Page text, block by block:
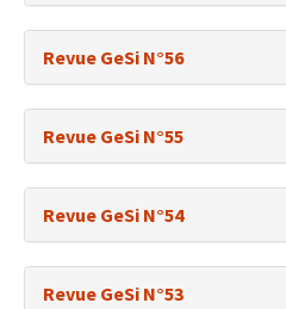
Revue GeSi N°56
Revue GeSi N°55
Revue GeSi N°54
Revue GeSi N°53